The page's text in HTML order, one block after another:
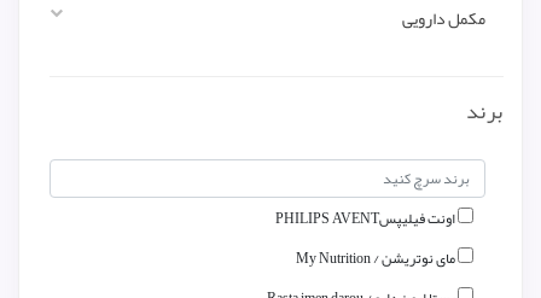
مکمل دارویی
برند
اونت فیلیپسPHILIPS AVENT
مای نوتریشن / My Nutrition